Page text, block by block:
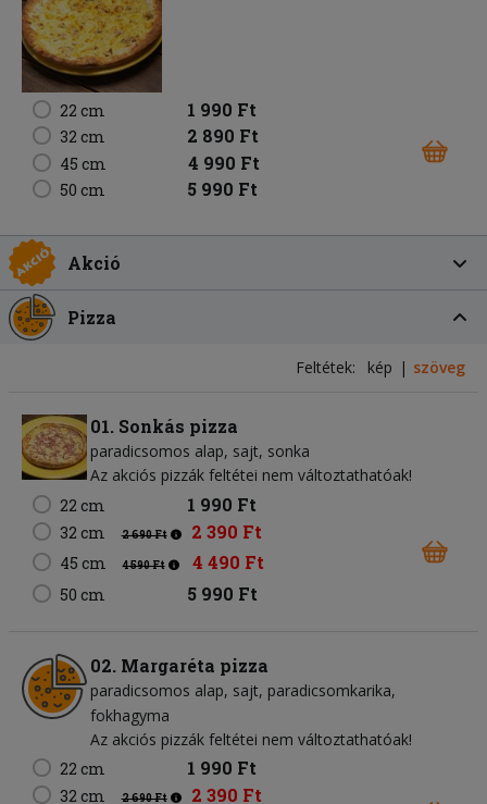
22 cm 1 990 Ft
32 cm 2 890 Ft
45 cm 4 990 Ft
50 cm 5 990 Ft
Akció
Pizza
Feltétek: kép szöveg
01. Sonkás pizza
paradicsomos alap sajt sonka
Az akciós pizzák feltétei nem változtathatóak!
22 cm
1 990 Ft
32 cm 2 690 Ft 2 390 Ft
45 cm 4 590 Ft 4 490 Ft
50 cm 5 990 Ft
02. Margaréta pizza
paradicsomos alap sajt paradicsomkarika
fokhagyma
Az akciós pizzák feltétei nem változtathatóak!
22 cm
1 990 Ft
32 cm 2 690 Ft 2 390 Ft